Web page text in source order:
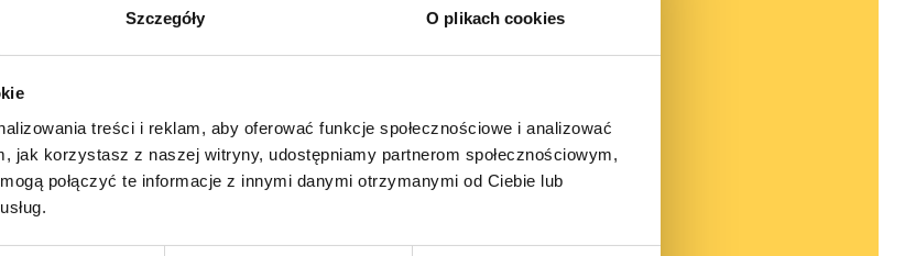
Szczegóły O plikach cookies
treści i reklam, aby oferować funkcje społecznościowe i analizować
jak korzystasz z naszej witryny, udostępniamy partnerom społecznościowym,
połączyć te informacje z innymi danymi otrzymanymi od Ciebie lub
na kontaktRozwiń